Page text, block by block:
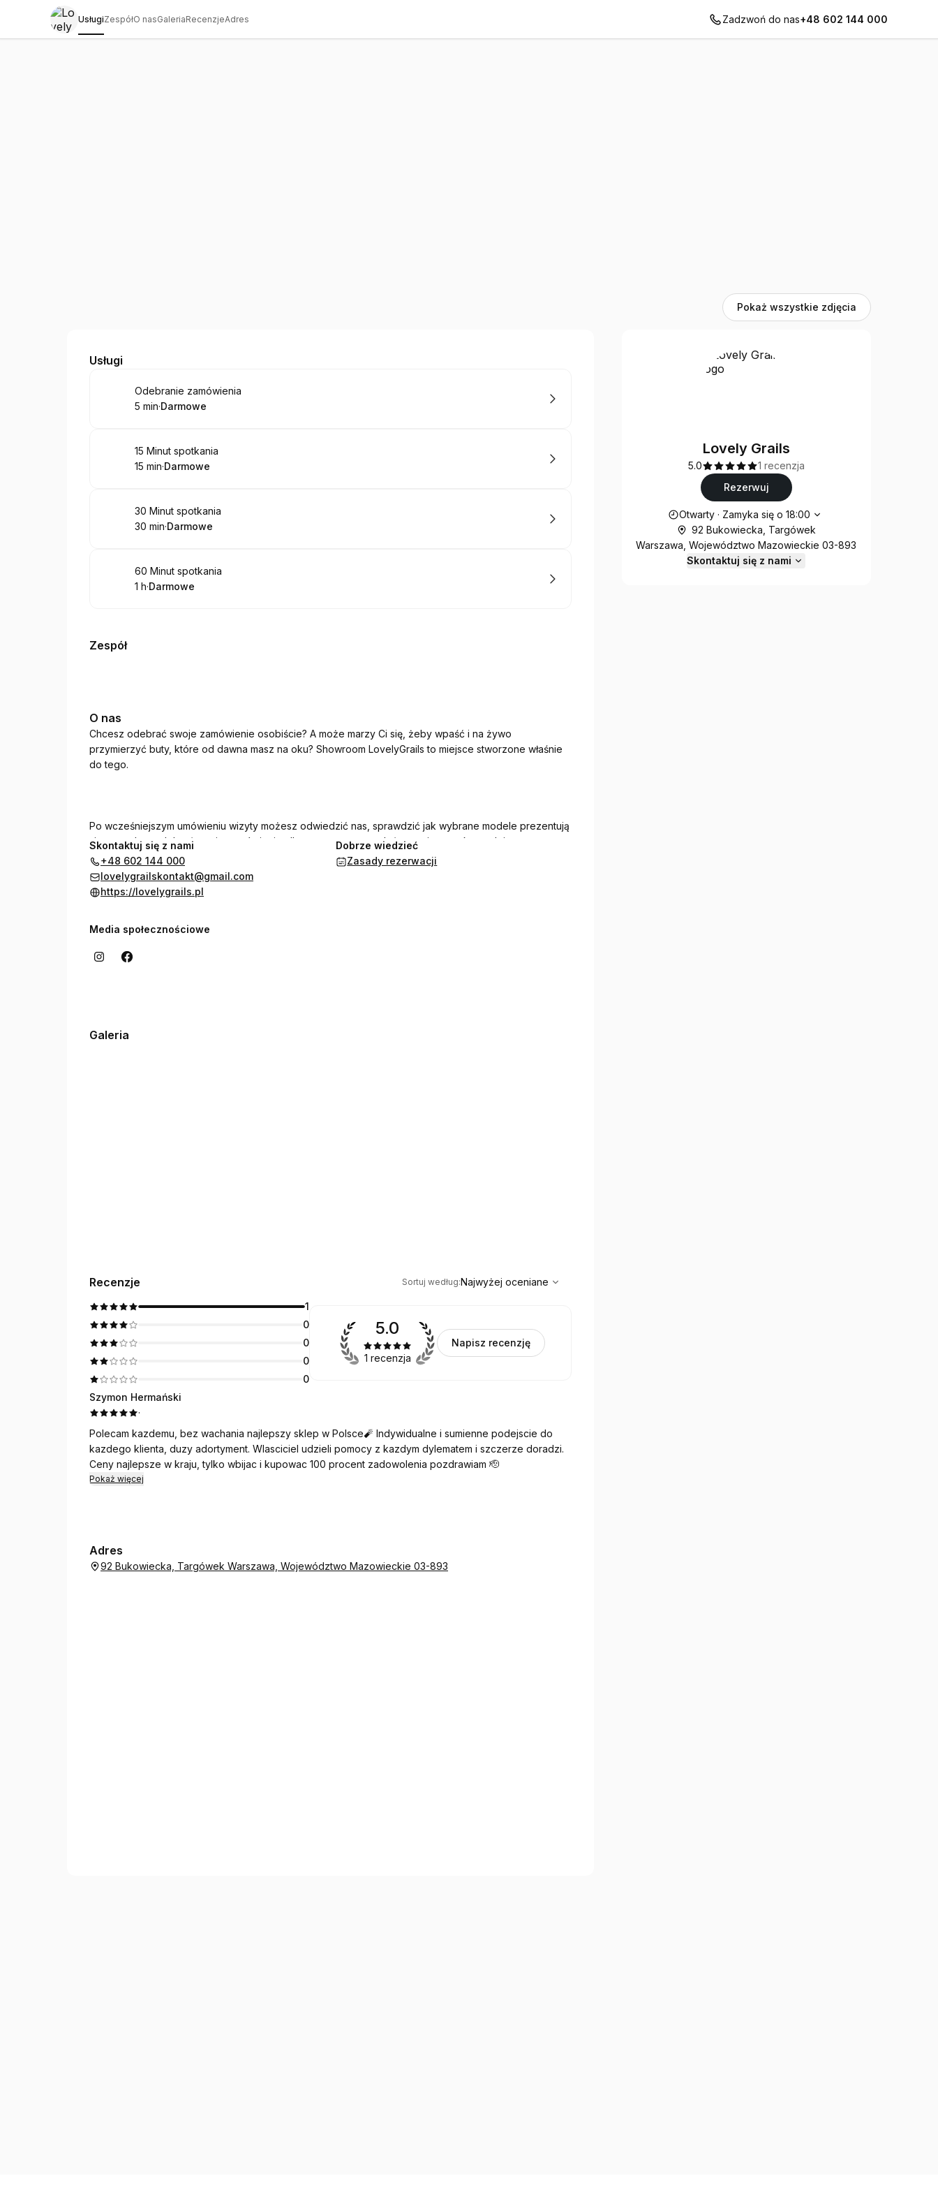
UsługiZespółO nasGaleriaRecenzjeAdres Zadzwoń do nas+48 602 144 000
Pokaż wszystkie zdjęcia
Lovely Grails
Usługi
Rezerwuj
Odebranie zamówienia
. Czas trwania
5 min·
.Cena:
Darmowe
Rezerwuj
15 Minut spotkania
.Czas trwania:
15 min·
.Cena:
Darmowe
Rezerwuj
30 Minut spotkania
.Czas trwania:
30 min·
.Cena:
Darmowe
Rezerwuj
60 Minut spotkania
. Czas trwania
1 h·
.Cena:
Darmowe
Zespół
O nas
Chcesz odebrać swoje zamówienie osobiście? A może marzy Ci się, żeby wpaść i na żywo
przymierzyć buty, które od dawna masz na oku? Showroom LovelyGrails to miejsce stworzone właśnie
do tego.
Po wcześniejszym umówieniu wizyty możesz odwiedzić nas, sprawdzić jak wybrane modele prezentują
się na nodze, odebrać swoje zamówienie albo po prostu pogadać z nami o sneakersach i
streetwearze:)
Skontaktuj się z nami
+48 602 144 000
lovelygrailskontakt@gmail.com
https://lovelygrails.pl
Dobrze wiedzieć
Zasady rezerwacji
Media społecznościowe
Galeria
Recenzje
Najwyżej oceniane
Sortuj według:Najwyżej oceniane
1
0
0
0
0
5.0
1 recenzja
Napisz recenzję
Szymon Hermański
·
Polecam kazdemu, bez wachania najlepszy sklep w Polsce🧨 Indywidualne i sumienne podejscie do
kazdego klienta, duzy adortyment. Wlasciciel udzieli pomocy z kazdym dylematem i szczerze doradzi.
Ceny najlepsze w kraju, tylko wbijac i kupowac 100 procent zadowolenia pozdrawiam 🫡
Pokaż więcej
Adres
92 Bukowiecka, Targówek Warszawa, Województwo Mazowieckie 03-893
Lovely Grails
5.0
1 recenzja
Rezerwuj
Godziny otwarcia
Otwarty · Zamyka się o 18:00
92 Bukowiecka, Targówek
Warszawa, Województwo Mazowieckie 03-893
Skontaktuj się z nami